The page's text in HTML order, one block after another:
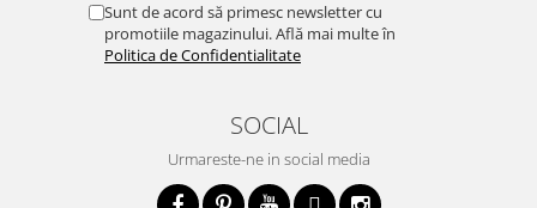
Sunt de acord să primesc newsletter cu
promotiile magazinului. Află mai multe în
Politica de Confidentialitate
SOCIAL
Urmareste-ne in social media